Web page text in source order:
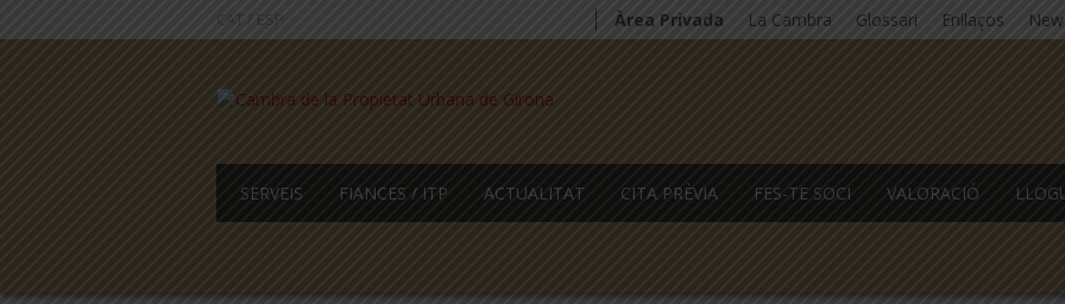
CAT / ESP Àrea Privada La Cambra Glossari Enllaços
SERVEIS FIANCES / ITP ACTUALITAT CITA PRÈVIA FES-TE SOCI VALORACIÓ